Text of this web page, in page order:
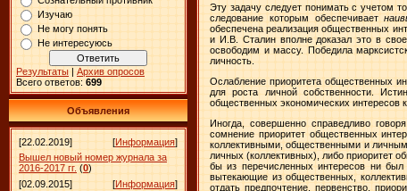
Изучаю
Не могу понять
Не интересуюсь
Результаты | Архив опросов
Всего ответов: 699
Объявления
[22.02.2019] [Информация]
Вышел новый номер журнала за
2016-2017 гг. (0)
[02.09.2015]
[Информация]
Эту задачу следует понимать с учетом
следование которым обеспечивает
обеспечена реализация общественных
и И.В. Сталин вполне доказал это в
освободим и массу. Победила
личность.
Ослабление приоритета общественных
для роста личной собственности.
общественных экономических интересов
Иногда, совершенно справедливо
сомнение приоритет общественных
коллективными, общественными и
личных (коллективных), либо приоритет
бы из перечисленных интересов ни был
вытекающие из общественных,
отдать предпочтение, первенство,